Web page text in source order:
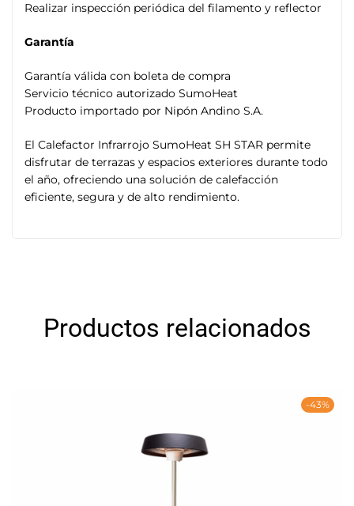
Realizar inspección periódica del filamento y reflector
Garantía
Garantía válida con boleta de compra
Servicio técnico autorizado SumoHeat
Producto importado por Nipón Andino S.A.
El Calefactor Infrarrojo SumoHeat SH STAR permite
disfrutar de terrazas y espacios exteriores durante todo
el año, ofreciendo una solución de calefacción
eficiente, segura y de alto rendimiento.
Productos relacionados
-43%